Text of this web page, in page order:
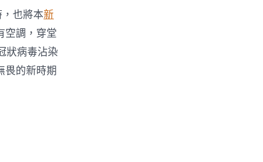
，也將本新
空調，穿堂
狀病毒沾染
畏的新時期